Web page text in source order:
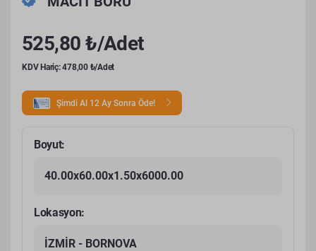
525,80 ₺/Adet
KDV Hariç: 478,00 ₺/Adet
Şimdi Al 12 Ay Sonra Öde!
Boyut:
40.00x60.00x1.50x6000.00
Lokasyon:
İZMİR - BORNOVA